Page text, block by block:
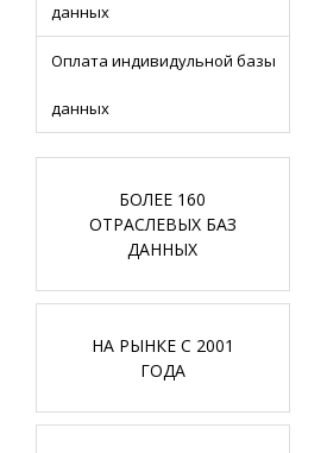
данных
Оплата индивидульной базы
данных
БОЛЕЕ 160
ОТРАСЛЕВЫХ БАЗ
ДАННЫХ
НА РЫНКЕ С 2001
ГОДА